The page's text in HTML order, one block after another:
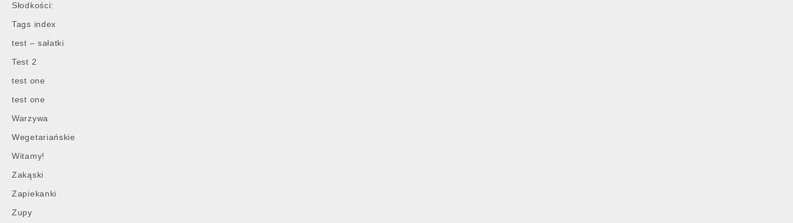
Słodkości:
Tags index
test – sałatki
Test 2
test one
test one
Warzywa
Wegetariańskie
Witamy!
Zakąski
Zapiekanki
Zupy